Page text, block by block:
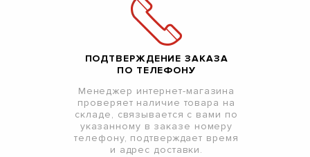
ПОДТВЕРЖДЕНИЕ ЗАКАЗА
ПО ТЕЛЕФОНУ
Менеджер интернет-магазина
проверяет наличие товара на
складе, связывается с вами по
указанному в заказе номеру
телефону, подтверждает время
и адрес доставки.